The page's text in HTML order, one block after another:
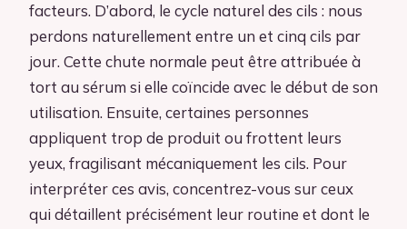
facteurs. D’abord, le cycle naturel des cils : nous
perdons naturellement entre un et cinq cils par
jour. Cette chute normale peut être attribuée à
tort au sérum si elle coïncide avec le début de son
utilisation. Ensuite, certaines personnes
appliquent trop de produit ou frottent leurs
yeux, fragilisant mécaniquement les cils. Pour
interpréter ces avis, concentrez-vous sur ceux
qui détaillent précisément leur routine et dont le